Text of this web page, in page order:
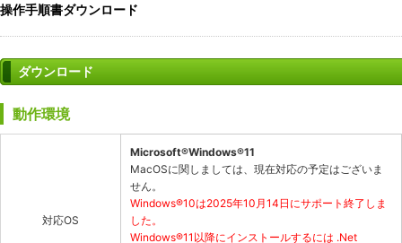
操作手順書ダウンロード
ダウンロード
動作環境
対応OS
Microsoft®Windows®11
MacOSに関しましては、現在対応の予定はございま
せん。
Windows®10は2025年10月14日にサポート終了しま
した。
Windows®11以降にインストールするには .Net